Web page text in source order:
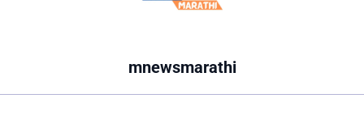
mnewsmarathi